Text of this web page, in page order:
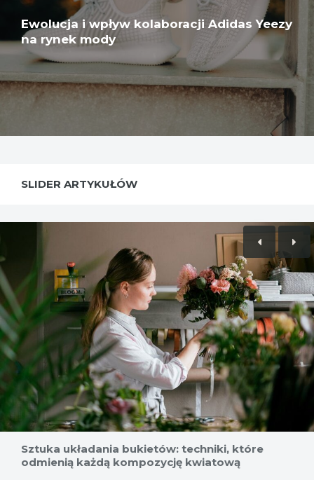
Ewolucja i wpływ kolaboracji Adidas Yeezy
na rynek mody
SLIDER ARTYKUŁÓW
Sztuka układania bukietów: techniki, które
odmienią każdą kompozycję kwiatową